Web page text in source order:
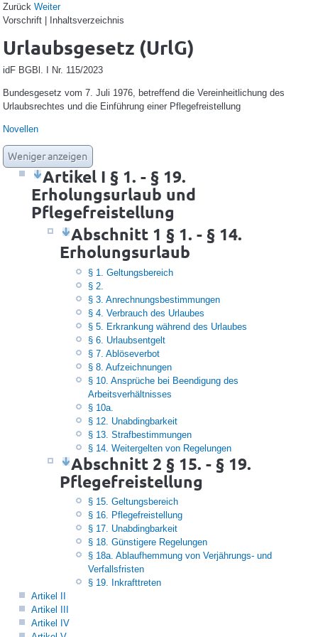
Zurück Weiter
Vorschrift | Inhaltsverzeichnis
Urlaubsgesetz (UrlG)
idF BGBl. I Nr. 115/2023
Bundesgesetz vom 7. Juli 1976, betreffend die Vereinheitlichung des
Urlaubsrechtes und die Einführung einer Pflegefreistellung
Novellen
Weniger anzeigen
Artikel I § 1. - § 19.
Erholungsurlaub und
Pflegefreistellung
Abschnitt 1 § 1. - § 14.
Erholungsurlaub
§ 1. Geltungsbereich
§ 2.
§ 3. Anrechnungsbestimmungen
§ 4. Verbrauch des Urlaubes
§ 5. Erkrankung während des Urlaubes
§ 6. Urlaubsentgelt
§ 7. Ablöseverbot
§ 8. Aufzeichnungen
§ 10. Ansprüche bei Beendigung des
Arbeitsverhältnisses
§ 10a.
§ 12. Unabdingbarkeit
§ 13. Strafbestimmungen
§ 14. Weitergelten von Regelungen
Abschnitt 2 § 15. - § 19.
Pflegefreistellung
§ 15. Geltungsbereich
§ 16. Pflegefreistellung
§ 17. Unabdingbarkeit
§ 18. Günstigere Regelungen
§ 18a. Ablaufhemmung von Verjährungs- und
Verfallsfristen
§ 19. Inkrafttreten
Artikel II
Artikel III
Artikel IV